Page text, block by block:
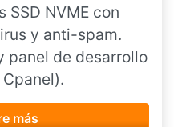
SSD NVME con
y anti-spam.
panel de desarrollo
más